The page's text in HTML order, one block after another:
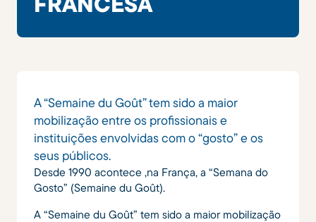
A “Semaine du Goût” tem sido a maior
mobilização entre os profissionais e
instituições envolvidas com o “gosto” e os
seus públicos.
Desde 1990 acontece ,na França, a “Semana do
Gosto” (Semaine du Goût).
A “Semaine du Goût” tem sido a maior mobilização